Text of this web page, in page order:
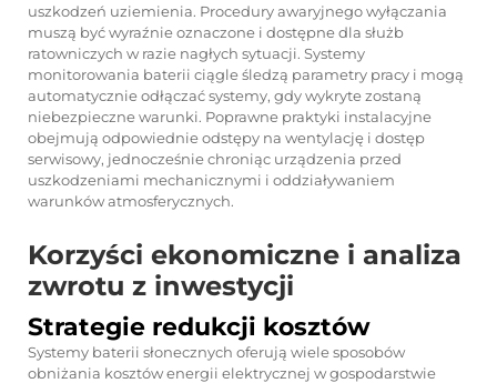
uszkodzeń uziemienia. Procedury awaryjnego wyłączania
muszą być wyraźnie oznaczone i dostępne dla służb
ratowniczych w razie nagłych sytuacji. Systemy
monitorowania baterii ciągle śledzą parametry pracy i mogą
automatycznie odłączać systemy, gdy wykryte zostaną
niebezpieczne warunki. Poprawne praktyki instalacyjne
obejmują odpowiednie odstępy na wentylację i dostęp
serwisowy, jednocześnie chroniąc urządzenia przed
uszkodzeniami mechanicznymi i oddziaływaniem
warunków atmosferycznych.
Korzyści ekonomiczne i analiza
zwrotu z inwestycji
Strategie redukcji kosztów
Systemy baterii słonecznych oferują wiele sposobów
obniżania kosztów energii elektrycznej w gospodarstwie